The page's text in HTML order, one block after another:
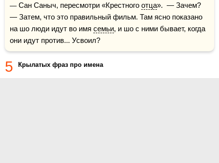
— Сан Саныч, пересмотри «Крестного отца».  — Зачем?
— Затем, что это правильный фильм. Там ясно показано
на шо люди идут во имя семьи, и шо с ними бывает, когда
они идут против... Усвоил?
5 Крылатых фраз про имена